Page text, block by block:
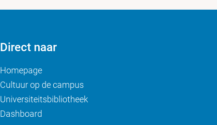
Direct naar
Homepage
Cultuur op de campus
Universiteitsbibliotheek
Dashboard